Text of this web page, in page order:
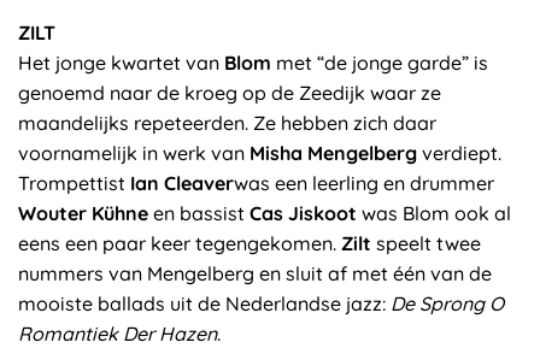
ZILT
Het jonge kwartet van Blom met “de jonge garde” is
genoemd naar de kroeg op de Zeedijk waar ze
maandelijks repeteerden. Ze hebben zich daar
voornamelijk in werk van Misha Mengelberg verdiept.
Trompettist Ian Cleaverwas een leerling en drummer
Wouter Kühne en bassist Cas Jiskoot was Blom ook al
eens een paar keer tegengekomen. Zilt speelt twee
nummers van Mengelberg en sluit af met één van de
mooiste ballads uit de Nederlandse jazz: De Sprong O
Romantiek Der Hazen.